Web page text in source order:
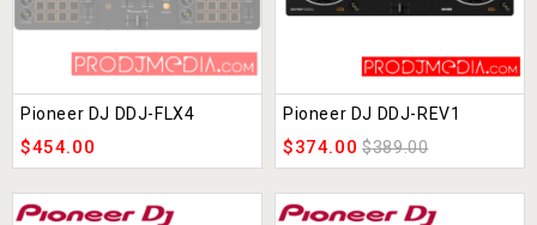
Pioneer DJ DDJ-FLX4
$454.00
Pioneer DJ DDJ-REV1
$389.00
$374.00